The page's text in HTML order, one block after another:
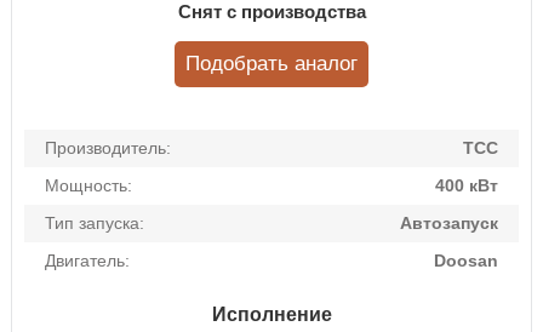
Производитель:
ТСС
Мощность:
400 кВт
Тип запуска:
Автозапуск
Двигатель:
Doosan
Исполнение
Снят с производства
Подобрать аналог